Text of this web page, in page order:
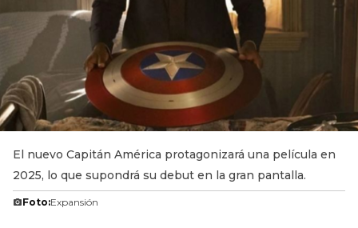
El nuevo Capitán América protagonizará una película en
2025, lo que supondrá su debut en la gran pantalla.
Foto:Expansión